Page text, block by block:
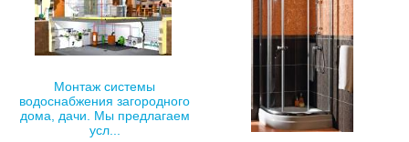
Монтаж системы
водоснабжения загородного
дома, дачи. Мы предлагаем
усл...